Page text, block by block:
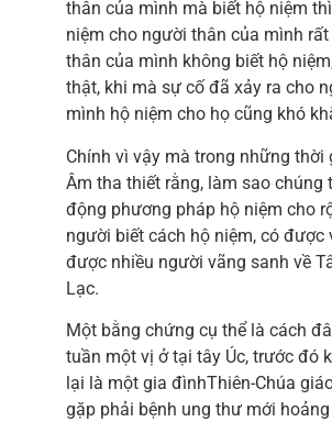
thân của mình mà biết hộ niệm
niệm cho người thân của mình rất
thân của mình không biết hộ
thật, khi mà sự cố đã xảy ra cho
mình hộ niệm cho họ cũng khó
Chính vì vậy mà trong những thời
Âm tha thiết rằng, làm sao chúng
động phương pháp hộ niệm cho
người biết cách hộ niệm, có được
được nhiều người vãng sanh về
Lạc.
Một bằng chứng cụ thể là cách
tuần một vị ở tại tây Úc, trước đó
lại là một gia đìnhThiên-Chúa
gặp phải bệnh ung thư mới